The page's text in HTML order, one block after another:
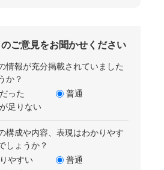
ご意見をお聞かせください
情報が充分掲載されていました
か？
った
普通
足りない
構成や内容、表現はわかりやす
しょうか？
やすい
普通